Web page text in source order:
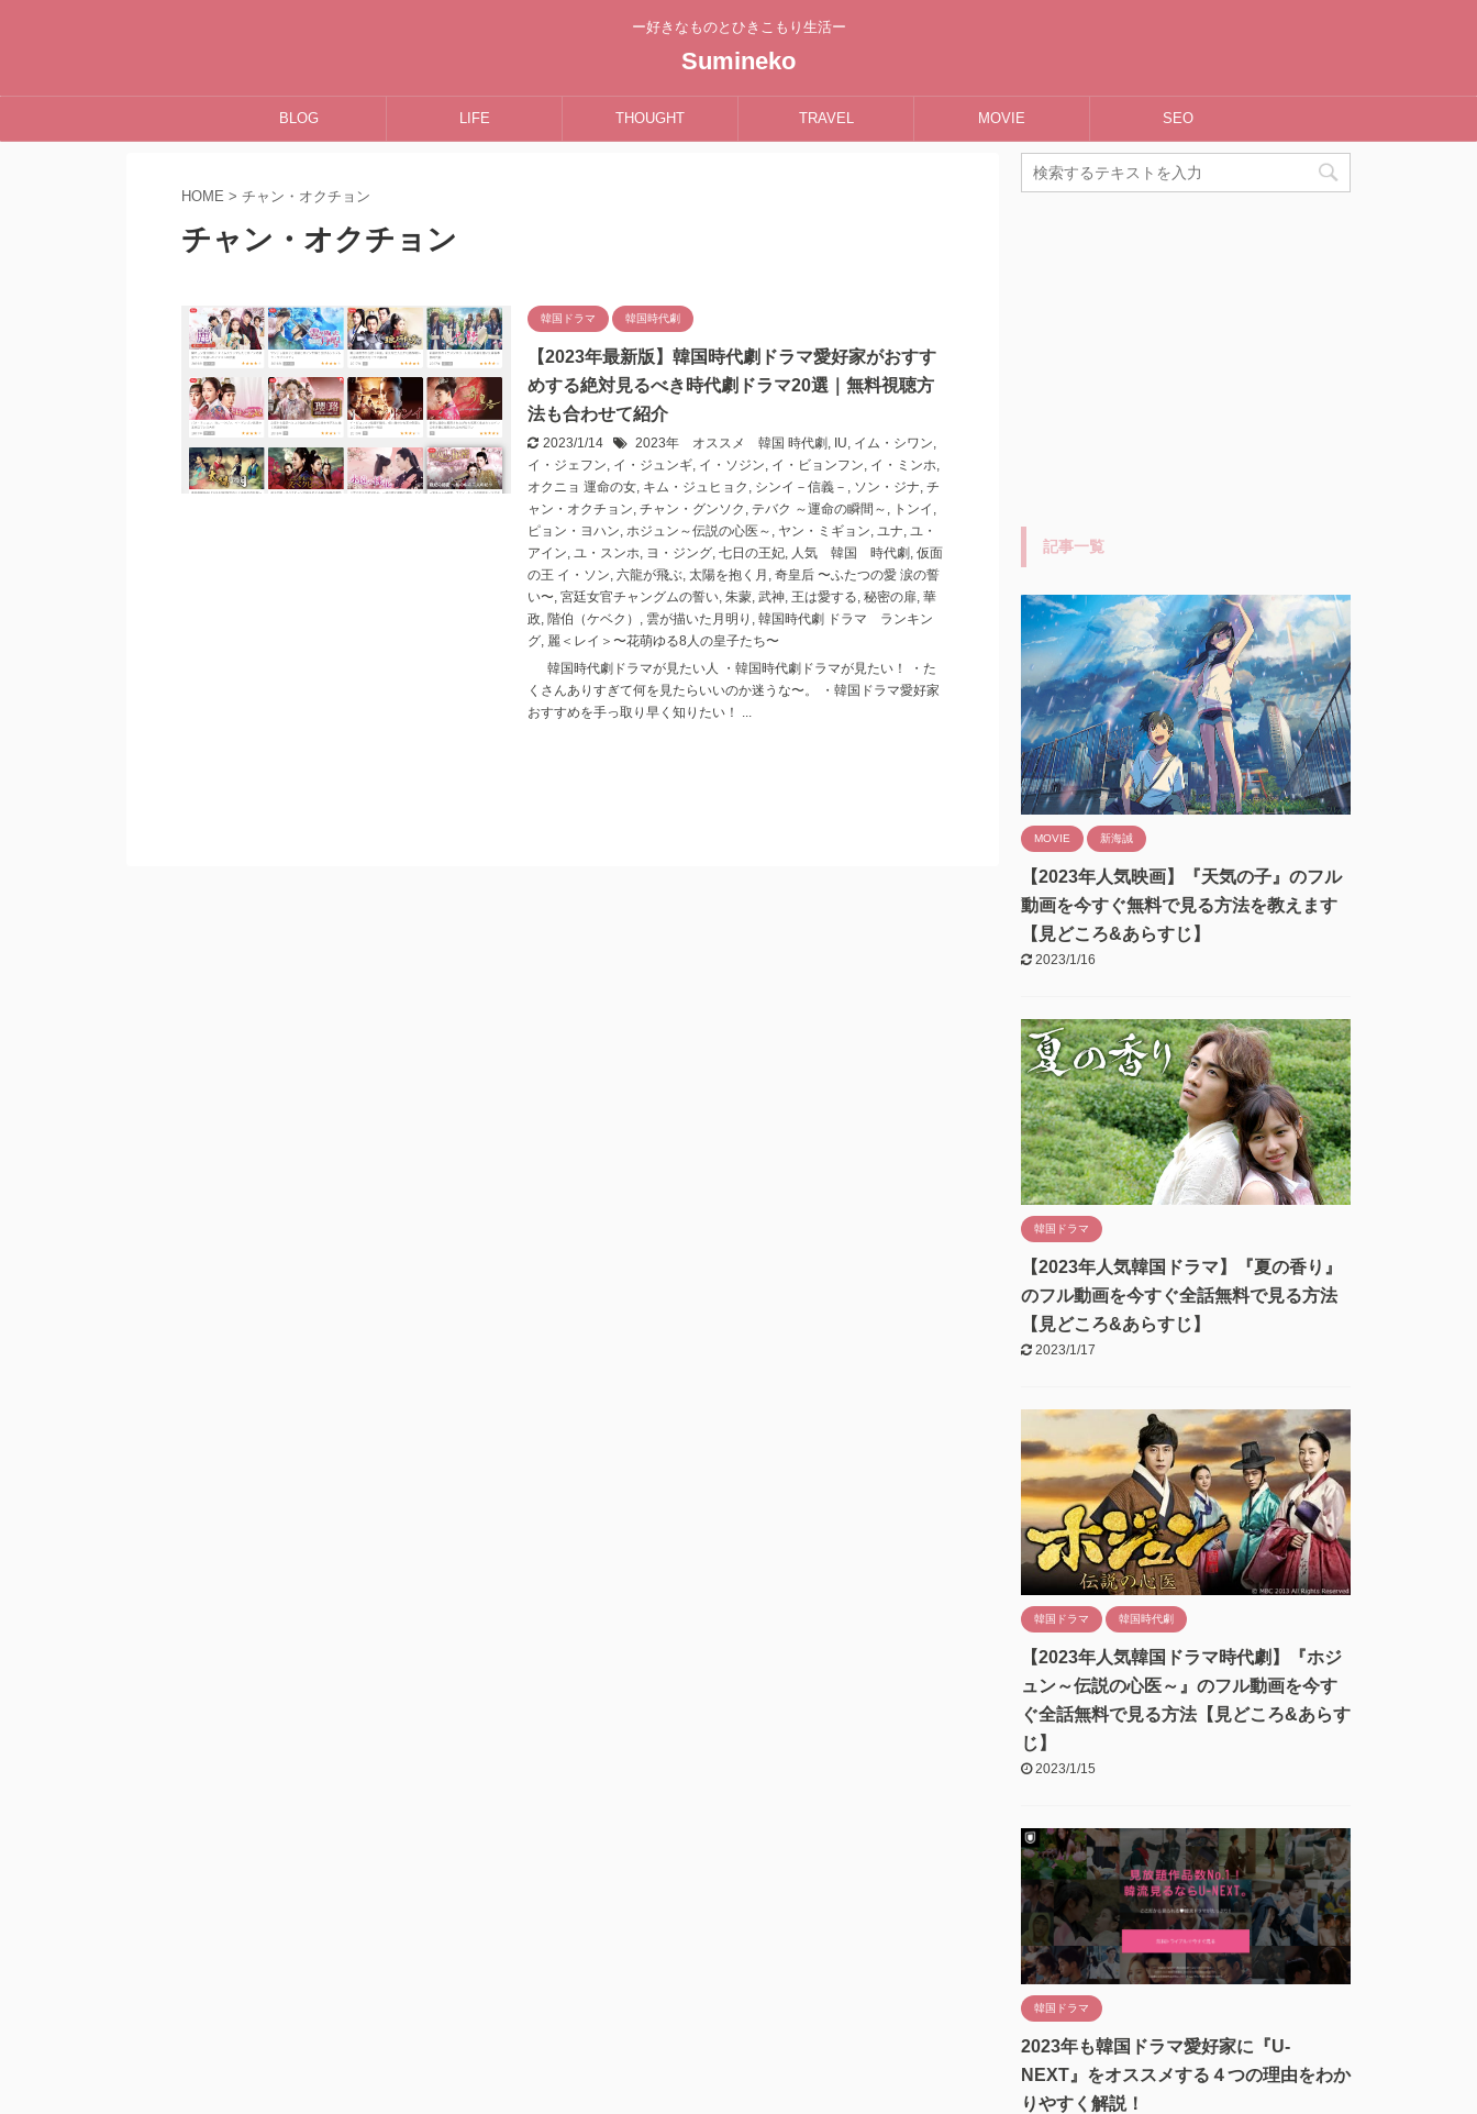
ー好きなものとひきこもり生活ー
Sumineko
BLOG LIFE THOUGHT TRAVEL MOVIE SEO
HOME > チャン・オクチョン
チャン・オクチョン
韓国ドラマ 韓国時代劇
【2023年最新版】韓国時代劇ドラマ愛好家がおすす
めする絶対見るべき時代劇ドラマ20選｜無料視聴方
法も合わせて紹介
2023/1/14 2023年 オススメ 韓国 時代劇 , IU, イム・シワン,
イ・ジェフン, イ・ジュンギ, イ・ソジン, イ・ビョンフン, イ・ミンホ,
オクニョ 運命の女, キム・ジュヒョク , シンイ－信義－ , ソン・ジナ, チ
ャン・オクチョン, チャン・グンソク , テバク ～運命の瞬間～ , トンイ ,
ピョン・ヨハン, ホジュン～伝説の心医～ , ヤン・ミギョン, ユナ, ユ・
アイン, ユ・スンホ, ヨ・ジング, 七日の王妃, 人気 韓国 時代劇 , 仮面
の王 イ・ソン, 六龍が飛ぶ, 太陽を抱く月 , 奇皇后 〜ふたつの愛 涙の誓
い〜, 宮廷女官チャングムの誓い, 朱蒙, 武神, 王は愛する, 秘密の扉, 華
政, 階伯（ケベク） , 雲が描いた月明り , 韓国時代劇 ドラマ ランキン
グ, 麗＜レイ＞〜花萌ゆる8人の皇子たち〜
韓国時代劇ドラマが見たい人 ・韓国時代劇ドラマが見たい！ ・た
くさんありすぎて何を見たらいいのか迷うな〜。 ・韓国ドラマ愛好家
おすすめを手っ取り早く知りたい！ ...
記事一覧
MOVIE 新海誠
【2023年人気映画】『天気の子』のフル
動画を今すぐ無料で見る方法を教えます
【見どころ&あらすじ】
2023/1/16
韓国ドラマ
【2023年人気韓国ドラマ】『夏の香り』
のフル動画を今すぐ全話無料で見る方法
【見どころ&あらすじ】
2023/1/17
韓国ドラマ 韓国時代劇
【2023年人気韓国ドラマ時代劇】『ホジ
ュン～伝説の心医～』のフル動画を今す
ぐ全話無料で見る方法【見どころ&あらす
じ】
2023/1/15
韓国ドラマ
2023年も韓国ドラマ愛好家に『U-
NEXT』をオススメする４つの理由をわか
りやすく解説！